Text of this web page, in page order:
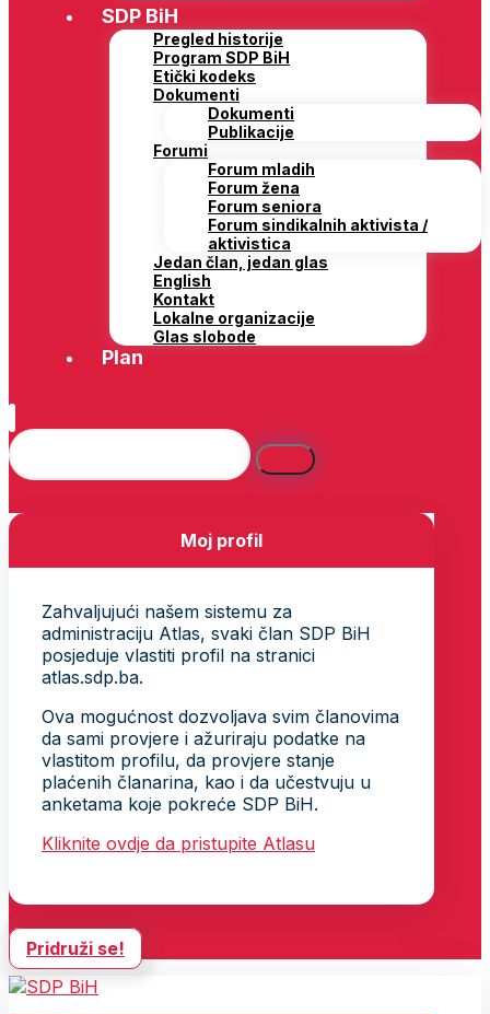
SDP BiH
Pregled historije
Program SDP BiH
Etički kodeks
Dokumenti
Dokumenti
Publikacije
Forumi
Forum mladih
Forum žena
Forum seniora
Forum sindikalnih aktivista /
aktivistica
Jedan član, jedan glas
English
Kontakt
Lokalne organizacije
Glas slobode
Plan
Moj profil
Zahvaljujući našem sistemu za
administraciju Atlas, svaki član SDP BiH
posjeduje vlastiti profil na stranici
atlas.sdp.ba.
Ova mogućnost dozvoljava svim članovima
da sami provjere i ažuriraju podatke na
vlastitom profilu, da provjere stanje
plaćenih članarina, kao i da učestvuju u
anketama koje pokreće SDP BiH.
Kliknite ovdje da pristupite Atlasu
Pridruži se!